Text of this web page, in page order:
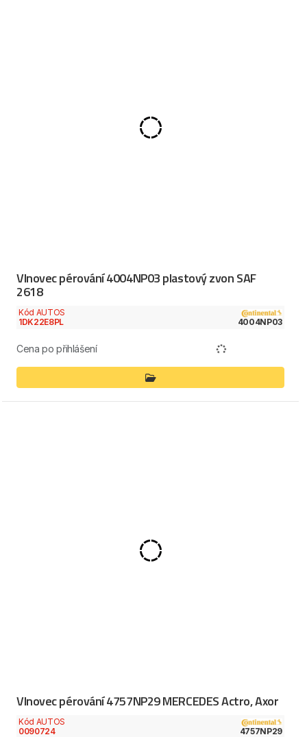
Vlnovec pérování 4004NP03 plastový zvon SAF
2618
Kód AUTOS
1DK22E8PL
4004NP03
Cena po přihlášení
Vlnovec pérování 4757NP29 MERCEDES Actro, Axor
Kód AUTOS
0090724
4757NP29